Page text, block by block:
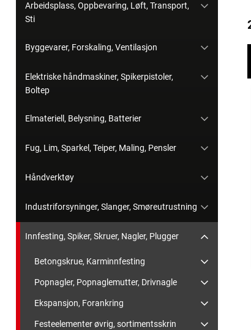
Arbeidsplass, Oppbevaring, Løft, Transport,
Sti
Byggevarer, Forskaling, Ventilasjon
Elektriske håndmaskiner, Spikerpistoler,
Boltep
Elmateriell, Belysning, Batterier
Fug, Lim, Sparkel, Teiper, Maling, Pensler
Håndverktøy
Industriforsyninger, Slanger, Smøreutrustning
Innfesting, Spiker, Skruer, Nagler, Plugger
Betongskrue, Karminnfesting
Popnagler, Popnaglemutter, Drivnagle
Ekspansjon, Forankring
Festeelementer øvrig, sortimentsskrin